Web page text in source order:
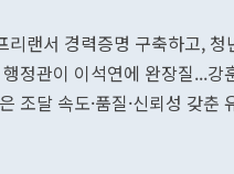
랜서 경력증명 구축하고,
정관이 이석연에 완장질...강
조달 속도·품질·신뢰성 갖춘